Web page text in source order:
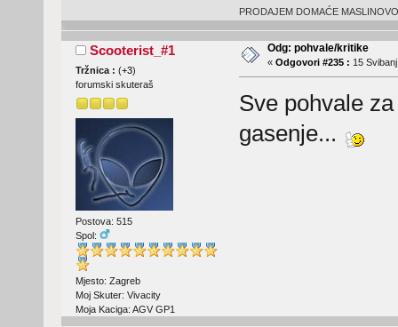
PRODAJEM DOMAĆE
Scooterist_#1
Tržnica : (+3)
forumski skuteraš
Postova: 515
Spol:
Mjesto: Zagreb
Moj Skuter: Vivacity
Moja Kaciga: AGV GP1
Odg: pohvale/kritike
« Odgovori #235 : 15
Sve pohvale
gasenje...